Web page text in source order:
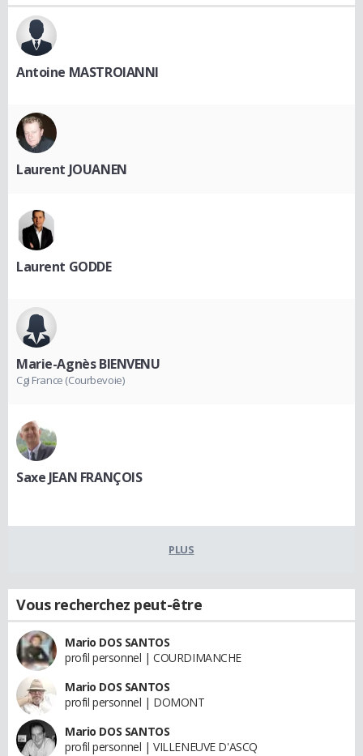
Antoine MASTROIANNI
Laurent JOUANEN
Laurent GODDE
Marie-Agnès BIENVENU
Cgi France (Courbevoie)
Saxe JEAN FRANÇOIS
PLUS
Vous recherchez peut-être
Mario DOS SANTOS
profil personnel | COURDIMANCHE
Mario DOS SANTOS
profil personnel | DOMONT
Mario DOS SANTOS
profil personnel | VILLENEUVE D'ASCQ